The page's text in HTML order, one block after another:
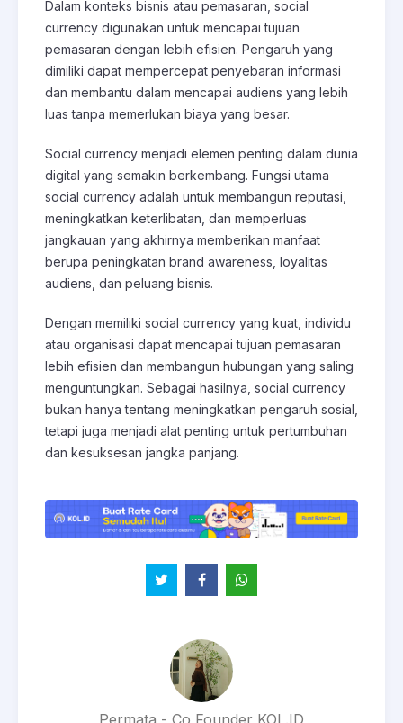
Dalam konteks bisnis atau pemasaran, social
currency digunakan untuk mencapai tujuan
pemasaran dengan lebih efisien. Pengaruh yang
dimiliki dapat mempercepat penyebaran informasi
dan membantu dalam mencapai audiens yang lebih
luas tanpa memerlukan biaya yang besar.
Social currency menjadi elemen penting dalam dunia
digital yang semakin berkembang. Fungsi utama
social currency adalah untuk membangun reputasi,
meningkatkan keterlibatan, dan memperluas
jangkauan yang akhirnya memberikan manfaat
berupa peningkatan brand awareness, loyalitas
audiens, dan peluang bisnis.
Dengan memiliki social currency yang kuat, individu
atau organisasi dapat mencapai tujuan pemasaran
lebih efisien dan membangun hubungan yang saling
menguntungkan. Sebagai hasilnya, social currency
bukan hanya tentang meningkatkan pengaruh sosial,
tetapi juga menjadi alat penting untuk pertumbuhan
dan kesuksesan jangka panjang.
Permata - Co Founder KOL.ID